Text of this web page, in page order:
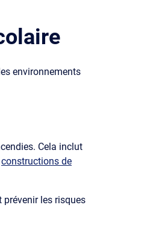
environnements
Cela inclut
constructions de
prévenir les risques